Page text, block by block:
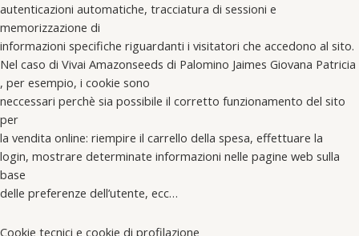
autenticazioni automatiche, tracciatura di sessioni e
memorizzazione di
informazioni specifiche riguardanti i visitatori che accedono al sito.
Nel caso di Vivai Amazonseeds di Palomino Jaimes Giovana Patricia
, per esempio, i cookie sono
neccessari perchè sia possibile il corretto funzionamento del sito
per
la vendita online: riempire il carrello della spesa, effettuare la
login, mostrare determinate informazioni nelle pagine web sulla
base
delle preferenze dell’utente, ecc…
Cookie tecnici e cookie di profilazione